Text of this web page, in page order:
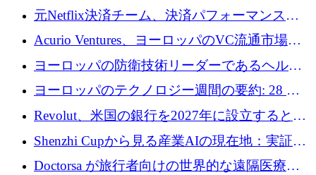
適化プラットフォームを拡張するために 600
万ユーロを調達
元Netflix決済チーム、決済パフォーマンスプ
ラットフォームNopanのためにこれまでに720
万ユーロを調達
Acurio Ventures、ヨーロッパのVC流通市場の
流動性を解放するために1億1,500万ユーロの
ファンドを立ち上げる
ヨーロッパの防衛技術リーダーであるヘルシ
ングは、180億ドルの評価額で18億ドルのシリ
ヨーロッパのテクノロジー週間の要約: 28 億
ユーロを超える 70 以上のテクノロジー資金調
Revolut、米国の銀行を2027年に設立すると米
国の社長が語る
Shenzhi Cupから見る産業AIの現在地：実証と
産業実装への道筋
Doctorsa が旅行者向けの世界的な遠隔医療プ